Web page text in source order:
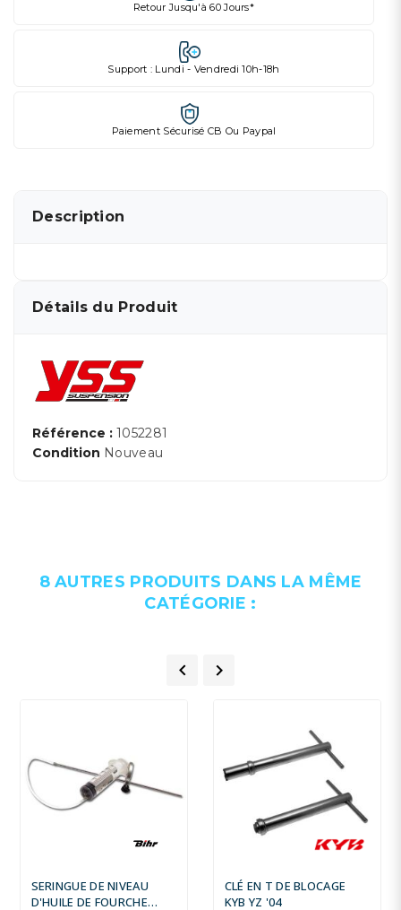
Retour Jusqu'à 60 Jours*
Support : Lundi - Vendredi 10h-18h
Paiement Sécurisé CB Ou Paypal
Description
Détails du Produit
Référence : 1052281
Condition Nouveau
8 AUTRES PRODUITS DANS LA MÊME
CATÉGORIE :
 
SERINGUE DE NIVEAU
D'HUILE DE FOURCHE
CLÉ EN T DE BLOCAGE
KYB YZ '04